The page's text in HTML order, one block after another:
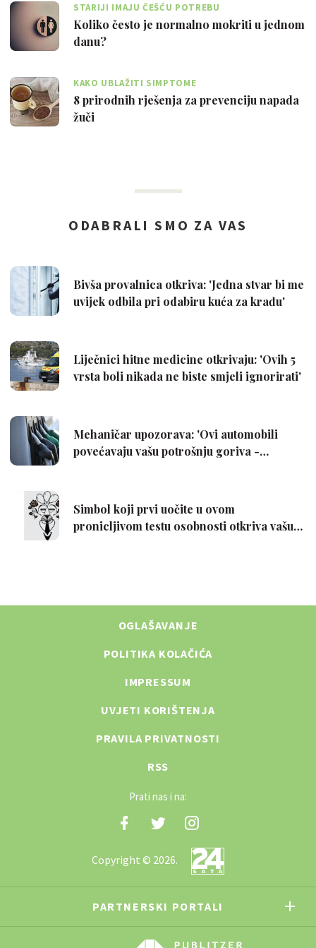
STARIJI IMAJU ČEŠĆU POTREBU
Koliko često je normalno mokriti u jednom
danu?
KAKO UBLAŽITI SIMPTOME
8 prirodnih rješenja za prevenciju napada
žuči
OGLAŠAVANJE
POLITIKA KOLAČIĆA
IMPRESSUM
UVJETI KORIŠTENJA
PRAVILA PRIVATNOSTI
RSS
Prati nas i na:
Copyright © 2026.
PARTNERSKI PORTALI